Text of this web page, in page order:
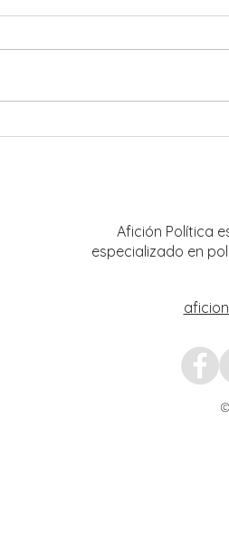
Afición Política
especializado en